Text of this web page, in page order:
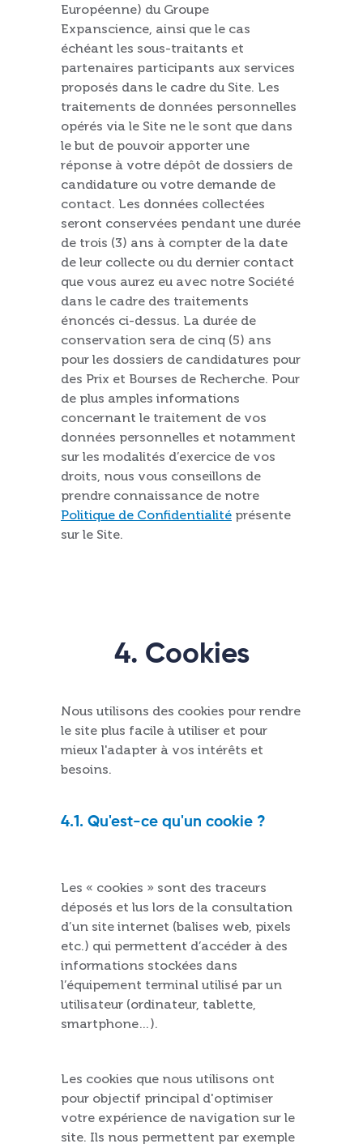
Européenne) du Groupe
Expanscience, ainsi que le cas
échéant les sous-traitants et
partenaires participants aux services
proposés dans le cadre du Site. Les
traitements de données personnelles
opérés via le Site ne le sont que dans
le but de pouvoir apporter une
réponse à votre dépôt de dossiers de
candidature ou votre demande de
contact. Les données collectées
seront conservées pendant une durée
de trois (3) ans à compter de la date
de leur collecte ou du dernier contact
que vous aurez eu avec notre Société
dans le cadre des traitements
énoncés ci-dessus. La durée de
conservation sera de cinq (5) ans
pour les dossiers de candidatures pour
des Prix et Bourses de Recherche. Pour
de plus amples informations
concernant le traitement de vos
données personnelles et notamment
sur les modalités d’exercice de vos
droits, nous vous conseillons de
prendre connaissance de notre
Politique de Confidentialité présente
sur le Site.
4. Cookies
Nous utilisons des cookies pour rendre
le site plus facile à utiliser et pour
mieux l'adapter à vos intérêts et
besoins.
4.1. Qu'est-ce qu'un cookie ?
Les « cookies » sont des traceurs
déposés et lus lors de la consultation
d’un site internet (balises web, pixels
etc.) qui permettent d’accéder à des
informations stockées dans
l’équipement terminal utilisé par un
utilisateur (ordinateur, tablette,
smartphone…).
Les cookies que nous utilisons ont
pour objectif principal d'optimiser
votre expérience de navigation sur le
site. Ils nous permettent par exemple